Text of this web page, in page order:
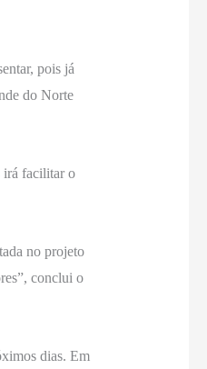
pois já
do Norte
irá facilitar o
no projeto
conclui o
dias. Em